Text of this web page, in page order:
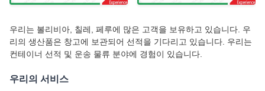
우리는 볼리비아, 칠레, 페루에 많은 고객을 보유하고 있습니다. 우
리의 생산품은 창고에 보관되어 선적을 기다리고 있습니다. 우리는
컨테이너 선적 및 운송 물류 분야에 경험이 있습니다.
우리의 서비스